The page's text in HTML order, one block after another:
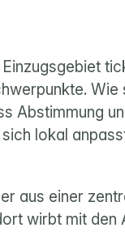
Wie
Abstimmung
lokal
aus einer
wirbt mit den